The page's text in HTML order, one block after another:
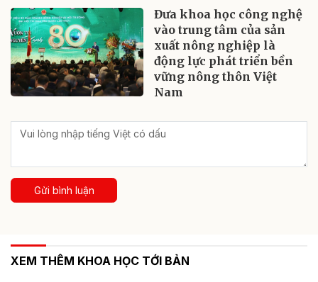
Đưa khoa học công nghệ
vào trung tâm của sản
xuất nông nghiệp là
động lực phát triển bền
vững nông thôn Việt
Nam
Gửi bình luận
XEM THÊM KHOA HỌC TỚI BẢN